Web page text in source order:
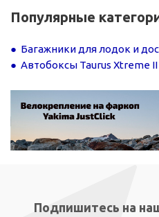
Популярные
Багажники для лодок и
Автобоксы Taurus Xtreme II
Подпишитесь на